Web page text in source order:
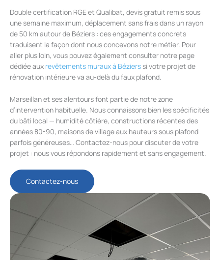
Double certification RGE et Qualibat, devis gratuit remis sous
une semaine maximum, déplacement sans frais dans un rayon
de 50 km autour de Béziers : ces engagements concrets
traduisent la façon dont nous concevons notre métier. Pour
aller plus loin, vous pouvez également consulter notre page
dédiée aux revêtements muraux à Bézierssi votre projet de
rénovation intérieure va au-delà du faux plafond.
Marseillan et ses alentours font partie de notre zone
d’intervention habituelle. Nous connaissons bien les spécificités
du bâti local — humidité côtière, constructions récentes des
années 80-90, maisons de village aux hauteurs sous plafond
parfois généreuses… Contactez-nous pour discuter de votre
projet : nous vous répondons rapidement et sans engagement.
Contactez-nous